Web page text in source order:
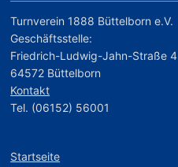
Turnverein 1888 Büttelborn e.V.
Geschäftsstelle:
Friedrich-Ludwig-Jahn-Straße 4
64572 Büttelborn
Kontakt
Tel. (06152) 56001
Startseite